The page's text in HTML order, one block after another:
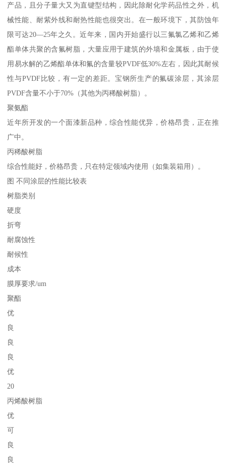
产品，且分子量大又为直键型结构，因此除耐化学药品性之外，机
械性能、耐紫外线和耐热性能也很突出。在一般环境下，其防蚀年
限可达20—25年之久。近年来，国内开始盛行以三氟氯乙烯和乙烯
酯单体共聚的含氟树脂，大量应用于建筑的外墙和金属板，由于使
用易水解的乙烯酯单体和氟的含量较PVDF低30%左右，因此其耐候
性与PVDF比较，有一定的差距。宝钢所生产的氟碳涂层，其涂层
PVDF含量不小于70%（其他为丙稀酸树脂）。
聚氨酯
近年所开发的一个面漆新品种，综合性能优异，价格昂贵，正在推
广中。
丙稀酸树脂
综合性能好，价格昂贵，只在特定领域内使用（如集装箱用）。
图 不同涂层的性能比较表
树脂类别
硬度
折弯
耐腐蚀性
耐候性
成本
膜厚要求/um
聚酯
优
良
良
良
优
20
丙烯酸树脂
优
可
良
良